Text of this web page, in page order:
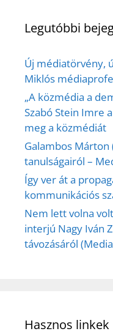
Legutóbbi
Új médiatörvény,
Miklós
„A közmédia a
Szabó Stein Imre
meg a közmédiát
Galambos Márton
tanulságairól –
Így ver át a
kommunikációs
Nem lett volna
interjú Nagy Iván
távozásáról
Hasznos linkek